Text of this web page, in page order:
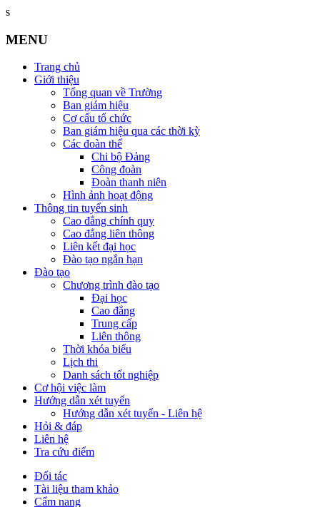
s
MENU
Trang chủ
Giới thiệu
Tổng quan về Trường
Ban giám hiệu
Cơ cấu tổ chức
Ban giám hiệu qua các thời kỳ
Các đoàn thể
Chi bộ Đảng
Công đoàn
Đoàn thanh niên
Hình ảnh hoạt động
Thông tin tuyển sinh
Cao đẳng chính quy
Cao đẳng liên thông
Liên kết đại học
Đào tạo ngắn hạn
Đào tạo
Chương trình đào tạo
Đại học
Cao đẳng
Trung cấp
Liên thông
Thời khóa biểu
Lịch thi
Danh sách tốt nghiệp
Cơ hội việc làm
Hướng dẫn xét tuyển
Hướng dẫn xét tuyển - Liên hệ
Hỏi & đáp
Liên hệ
Tra cứu điểm
Đối tác
Tài liệu tham khảo
Cẩm nang